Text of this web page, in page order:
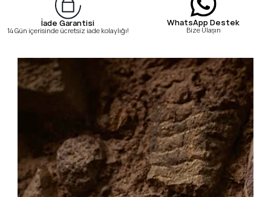
İade Garantisi
14 Gün içerisinde ücretsiz iade kolaylığı!
WhatsApp Destek
Bize Ulaşın